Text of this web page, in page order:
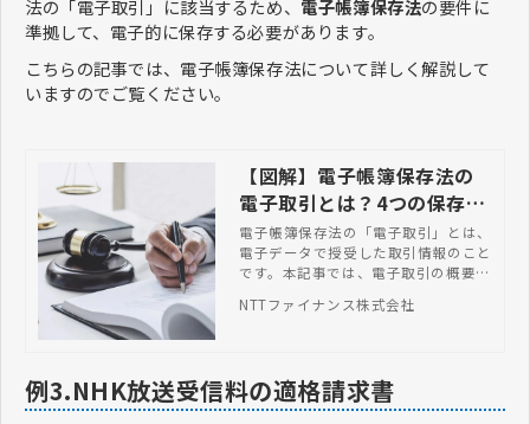
法の「電子取引」に該当するため、 電子帳簿保存法の要件に
準拠して、電子的に保存する必要があります。
こちらの記事では、電子帳簿保存法について詳しく解説して
いますのでご覧ください。
【図解】電子帳簿保存法の
電子取引とは？4つの保存要
件や対応方法など完全ガイ
ド
電子帳簿保存法の「電子取引」とは、
電子データで授受した取引情報のこと
です。本記事では、電子取引の概要や
どを解説します。
NTTファイナンス株式会社
例3.NHK放送受信料の適格請求書